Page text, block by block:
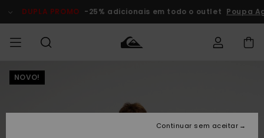
do
DUPLA PROMO -25% adicionais em todo o outlet Poupa
HOMEM
MENINO
Homem
NOVO!
Continuar sem aceitar